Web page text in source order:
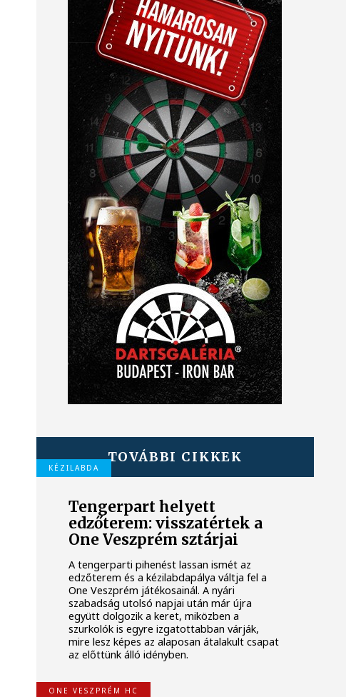
TOVÁBBI CIKKEK
KÉZILABDA
Tengerpart helyett
edzőterem: visszatértek a
One Veszprém sztárjai
A tengerparti pihenést lassan ismét az
edzőterem és a kézilabdapálya váltja fel a
One Veszprém játékosainál. A nyári
szabadság utolsó napjai után már újra
együtt dolgozik a keret, miközben a
szurkolók is egyre izgatottabban várják,
mire lesz képes az alaposan átalakult csapat
az előttünk álló idényben.
ONE VESZPRÉM HC